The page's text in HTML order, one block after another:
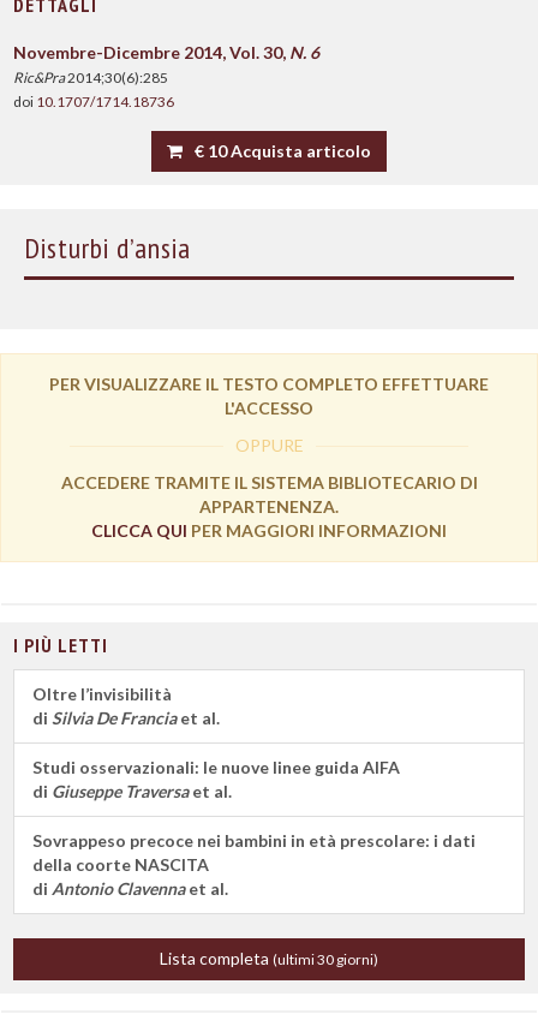
DETTAGLI
Novembre-Dicembre 2014, Vol. 30, N. 6
Ric&Pra2014;30(6):285
doi 10.1707/1714.18736
€ 10 Acquista articolo
Disturbi d’ansia
PER VISUALIZZARE IL TESTO COMPLETO EFFETTUARE
L'ACCESSO
OPPURE
ACCEDERE TRAMITE IL SISTEMA BIBLIOTECARIO DI
APPARTENENZA.
CLICCA QUI PER MAGGIORI INFORMAZIONI
I PIÙ LETTI
Oltre l’invisibilità
di Silvia De Franciaet al.
Studi osservazionali: le nuove linee guida AIFA
di Giuseppe Traversaet al.
Sovrappeso precoce nei bambini in età prescolare: i dati
della coorte NASCITA
di Antonio Clavennaet al.
Lista completa (ultimi 30 giorni)